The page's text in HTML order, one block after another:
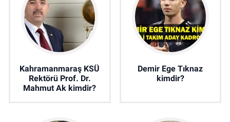
Kahramanmaraş KSÜ
Rektörü Prof. Dr.
Mahmut Ak kimdir?
Demir Ege Tıknaz
kimdir?